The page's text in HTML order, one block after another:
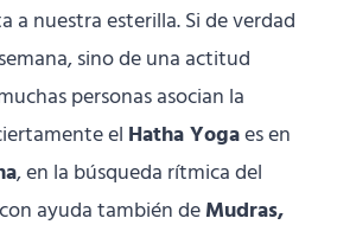
a nuestra esterilla. Si de verdad
sino de una actitud
personas asocian la
el Hatha Yogaes en
, en la búsqueda rítmica del
ayuda también deMudras,